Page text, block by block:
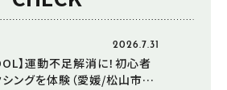
2026.7.31
】運動不足解消に！初心者
ングを体験（愛媛/松山市・